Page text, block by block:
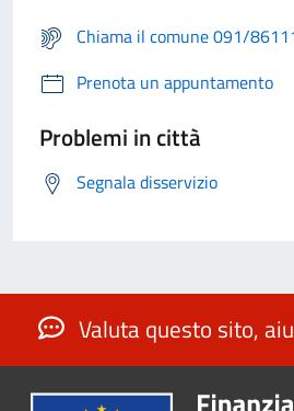
Chiama il comune 091/
Prenota un appuntamento
Problemi in città
Segnala disservizio
Valuta questo sito,